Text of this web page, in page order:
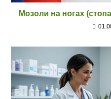
Мозоли на ногах